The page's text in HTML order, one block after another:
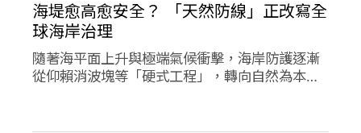
海堤愈高愈安全？ 「天然防線」正改寫全
球海岸治理
隨著海平面上升與極端氣候衝擊，海岸防護逐漸
從仰賴消波塊等「硬式工程」，轉向自然為本的
成為守護海岸的「天然防線」。